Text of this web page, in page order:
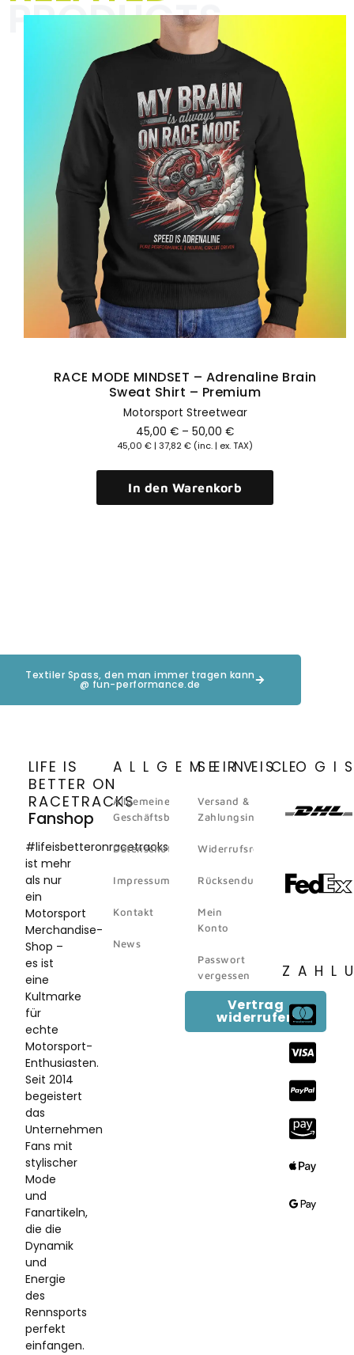
Erlebe die neuesten Trends online
und entdecke neue Lieblingsstücke
für Frauen. Hier findest Du alles für
Deinen persönlichen Lifestyle.
Hier klicken
PRODUCTS
MINDSET – Adrenaline Brain
Sweat Shirt – Premium
Motorsport Streetwear
(inc. | ex. TAX)
In den Warenkorb
Textiler Spass, den man immer tragen kann
@ fun-performance.de
LIFE IS
BETTER ON
RACETRACKS
Fanshop
#lifeisbetteronracetracks
ist mehr
als nur
ein
Motorsport
Merchandise-
Shop –
es ist
eine
Kultmarke
für
echte
Motorsport-
Enthusiasten.
Seit 2014
begeistert
das
Unternehmen
Fans mit
stylischer
Mode
und
Fanartikeln,
die die
Dynamik
und
Energie
des
Rennsports
perfekt
einfangen.
ALLGEMEINES
Allgemeine
Geschäftsbedingungen
Datenschutz
Impressum
Kontakt
News
SERVICE
Versand &
Zahlungsinformation
Widerrufsrecht
Rücksendungen
Mein
Konto
Passwort
vergessen
Vertrag
widerrufen